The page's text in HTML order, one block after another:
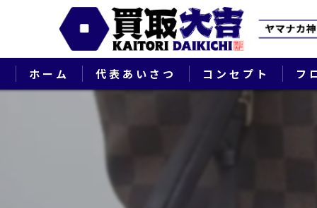
ホーム 代表あいさつ コンセプト フ